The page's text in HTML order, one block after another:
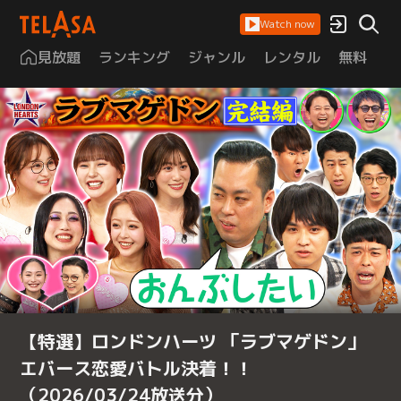
Watch now
見放題 ランキング ジャンル レンタル 無料
【特選】ロンドンハーツ 「ラブマゲドン」
エバース恋愛バトル決着！！
（2026/03/24放送分）